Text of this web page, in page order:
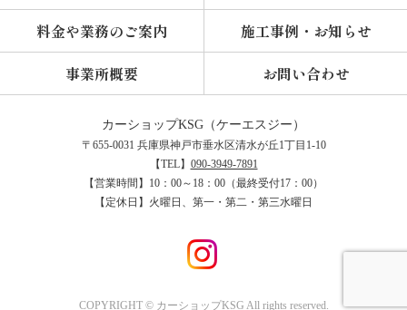
料金や業務のご案内
施工事例・お知らせ
事業所概要
お問い合わせ
カーショップKSG
〒655-0031 兵庫県神戸市垂水区清水が丘1丁目1-10
【TEL】 090-3949-7891
【営業時間】10：00～18：00（最終受付17：00）
【定休日】火曜日、第一・第二・第三水曜日
COPYRIGHT © カーショップKSG All rights reserved.